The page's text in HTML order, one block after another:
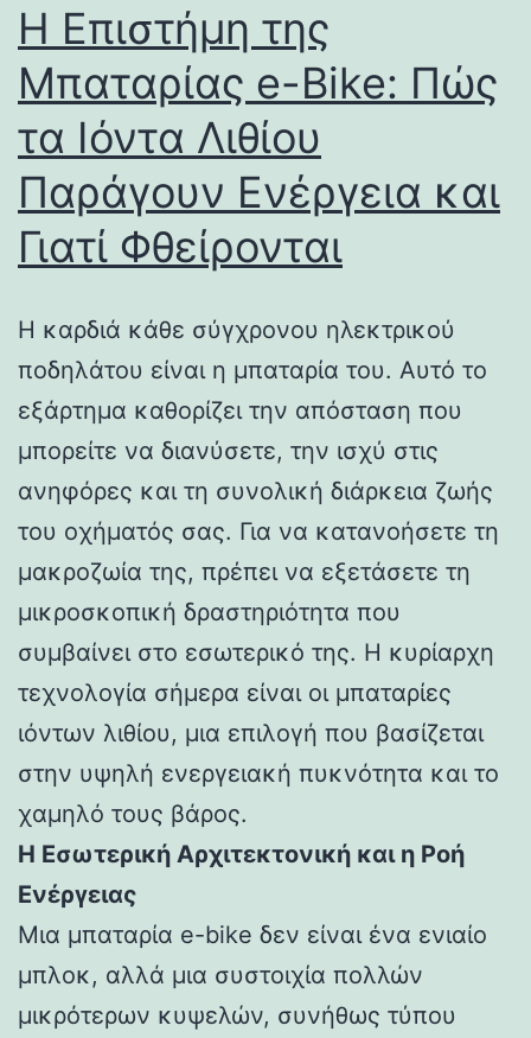
Η Επιστήμη της
Μπαταρίας e-Bike: Πώς
τα Ιόντα Λιθίου
Παράγουν Ενέργεια και
Γιατί Φθείρονται
Η καρδιά κάθε σύγχρονου ηλεκτρικού
ποδηλάτου είναι η μπαταρία του. Αυτό το
εξάρτημα καθορίζει την απόσταση που
μπορείτε να διανύσετε, την ισχύ στις
ανηφόρες και τη συνολική διάρκεια ζωής
του οχήματός σας. Για να κατανοήσετε τη
μακροζωία της, πρέπει να εξετάσετε τη
μικροσκοπική δραστηριότητα που
συμβαίνει στο εσωτερικό της. Η κυρίαρχη
τεχνολογία σήμερα είναι οι μπαταρίες
ιόντων λιθίου, μια επιλογή που βασίζεται
στην υψηλή ενεργειακή πυκνότητα και το
χαμηλό τους βάρος.
Η Εσωτερική Αρχιτεκτονική και η Ροή
Ενέργειας
Μια μπαταρία e-bike δεν είναι ένα ενιαίο
μπλοκ, αλλά μια συστοιχία πολλών
μικρότερων κυψελών, συνήθως τύπου